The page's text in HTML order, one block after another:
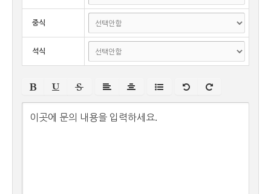
중식
석식
이곳에 문의 내용을 입력하세요.